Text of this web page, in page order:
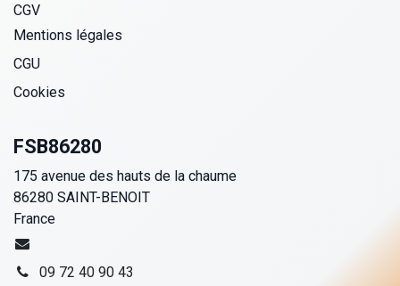
CGV
Mentions légales
CGU
Cookies
FSB86280
175 avenue des hauts de la chaume
86280 SAINT-BENOIT
France
09 72 40 90 43